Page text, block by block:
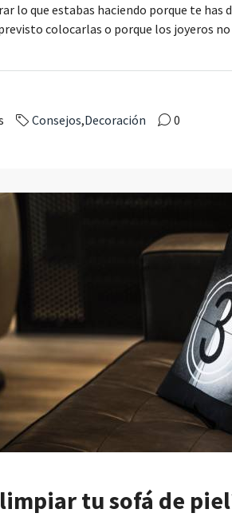
lo que estabas haciendo porque te has
colocarlas o porque los joyeros
Consejos,Decoración 0
limpiar tu sofá de